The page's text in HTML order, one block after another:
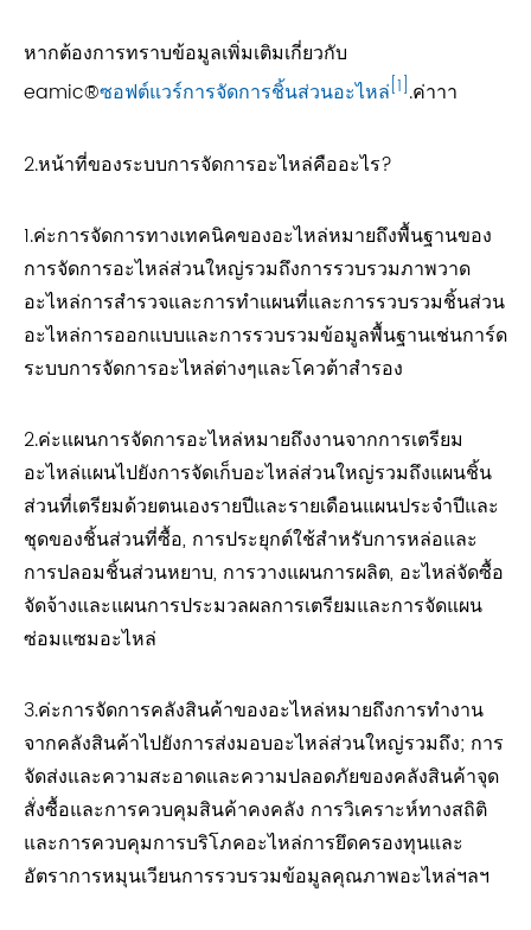
หากต้องการทราบข้อมูลเพิ่มเติมเกี่ยวกับ
eamic®ซอฟต์แวร์การจัดการชิ้นส่วนอะไหล่[1].ค่าาา
2.หน้าที่ของระบบการจัดการอะไหล่คืออะไร?
1.ค่ะการจัดการทางเทคนิคของอะไหล่หมายถึงพื้นฐานของ
การจัดการอะไหล่ส่วนใหญ่รวมถึงการรวบรวมภาพวาด
อะไหล่การสำรวจและการทำแผนที่และการรวบรวมชิ้นส่วน
อะไหล่การออกแบบและการรวบรวมข้อมูลพื้นฐานเช่นการ์ด
ระบบการจัดการอะไหล่ต่างๆและโควต้าสำรอง
2.ค่ะแผนการจัดการอะไหล่หมายถึงงานจากการเตรียม
อะไหล่แผนไปยังการจัดเก็บอะไหล่ส่วนใหญ่รวมถึงแผนชิ้น
ส่วนที่เตรียมด้วยตนเองรายปีและรายเดือนแผนประจำปีและ
ชุดของชิ้นส่วนที่ซื้อ, การประยุกต์ใช้สำหรับการหล่อและ
การปลอมชิ้นส่วนหยาบ, การวางแผนการผลิต, อะไหล่จัดซื้อ
จัดจ้างและแผนการประมวลผลการเตรียมและการจัดแผน
ซ่อมแซมอะไหล่
3.ค่ะการจัดการคลังสินค้าของอะไหล่หมายถึงการทำงาน
จากคลังสินค้าไปยังการส่งมอบอะไหล่ส่วนใหญ่รวมถึง; การ
จัดส่งและความสะอาดและความปลอดภัยของคลังสินค้าจุด
สั่งซื้อและการควบคุมสินค้าคงคลัง การวิเคราะห์ทางสถิติ
และการควบคุมการบริโภคอะไหล่การยึดครองทุนและ
อัตราการหมุนเวียนการรวบรวมข้อมูลคุณภาพอะไหล่ฯลฯ